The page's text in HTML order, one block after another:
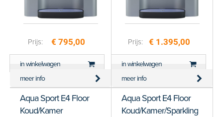
Prijs: € 795,00
in winkelwagen
meer info
Prijs: € 1.395,00
in winkelwagen
meer info
Aqua Sport E4 Floor
Koud/Kamer
Aqua Sport E4 Floor
Koud/Kamer/Sparkling